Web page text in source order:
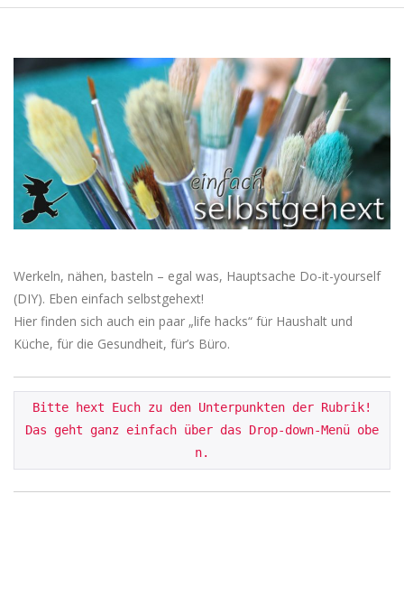
Werkeln, nähen, basteln – egal was, Hauptsache Do-it-yourself
(DIY). Eben einfach selbstgehext!
Hier finden sich auch ein paar „life hacks“ für Haushalt und
Küche, für die Gesundheit, für’s Büro.
Bitte hext Euch zu den Unterpunkten der Rubrik!
Das geht ganz einfach über das Drop-down-Menü obe
n.